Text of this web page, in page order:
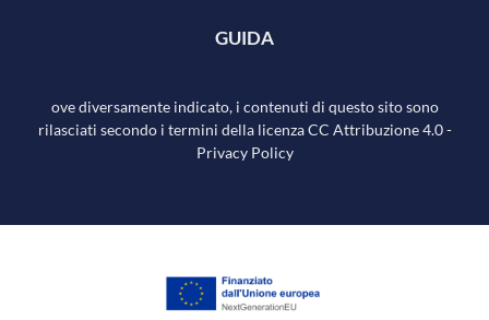
GUIDA
ove diversamente indicato, i contenuti di questo sito sono
rilasciati secondo i termini della licenza CC Attribuzione 4.0-
Privacy Policy